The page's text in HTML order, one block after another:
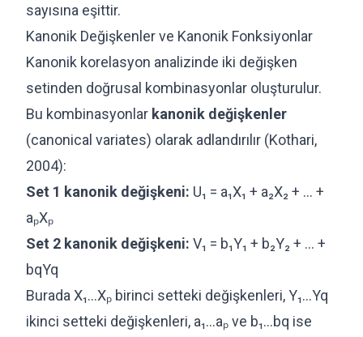
sayısına eşittir.
Kanonik Değişkenler ve Kanonik Fonksiyonlar
Kanonik korelasyon analizinde iki değişken
setinden doğrusal kombinasyonlar oluşturulur.
Bu kombinasyonlar kanonik değişkenler
(canonical variates) olarak adlandırılır (Kothari,
2004):
Set 1 kanonik değişkeni: U₁ = a₁X₁ + a₂X₂ + ... +
aₚXₚ
Set 2 kanonik değişkeni: V₁ = b₁Y₁ + b₂Y₂ + ... +
bqYq
Burada X₁...Xₚ birinci setteki değişkenleri, Y₁...Yq
ikinci setteki değişkenleri, a₁...aₚ ve b₁...bq ise